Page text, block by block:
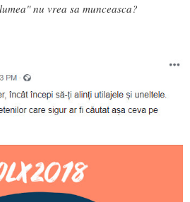
nu vrea sa munceasca?